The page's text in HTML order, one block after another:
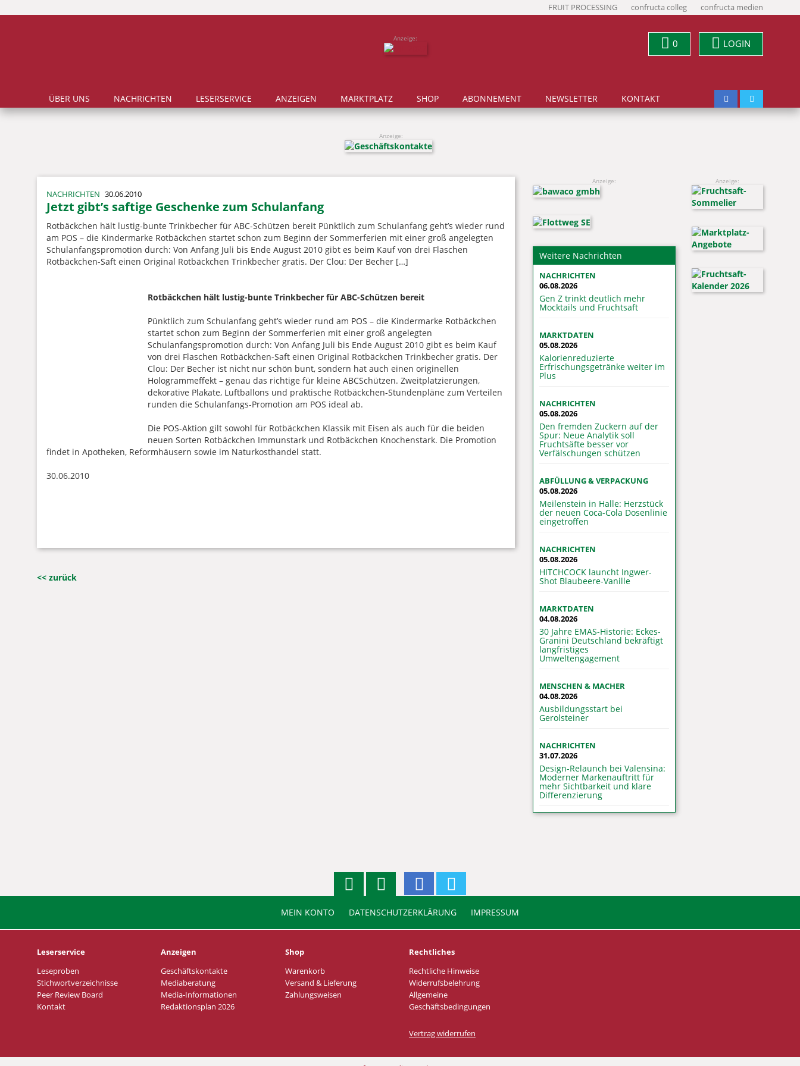
FRUIT PROCESSING confructa colleg confructa medien
0 LOGIN
Anzeige:
ÜBER UNS NACHRICHTEN LESERSERVICE ANZEIGEN MARKTPLATZ SHOP ABONNEMENT NEWSLETTER KONTAKT
Anzeige:
NACHRICHTEN 30.06.2010
Jetzt gibt’s saftige Geschenke zum Schulanfang
Rotbäckchen hält lustig-bunte Trinkbecher für ABC-Schützen bereit Pünktlich zum Schulanfang geht’s wieder rund
am POS – die Kindermarke Rotbäckchen startet schon zum Beginn der Sommerferien mit einer groß angelegten
Schulanfangspromotion durch: Von Anfang Juli bis Ende August 2010 gibt es beim Kauf von drei Flaschen
Rotbäckchen-Saft einen Original Rotbäckchen Trinkbecher gratis. Der Clou: Der Becher […]
Rotbäckchen hält lustig-bunte Trinkbecher für ABC-Schützen bereit
Pünktlich zum Schulanfang geht’s wieder rund am POS – die Kindermarke Rotbäckchen
startet schon zum Beginn der Sommerferien mit einer groß angelegten
Schulanfangspromotion durch: Von Anfang Juli bis Ende August 2010 gibt es beim Kauf
von drei Flaschen Rotbäckchen-Saft einen Original Rotbäckchen Trinkbecher gratis. Der
Clou: Der Becher ist nicht nur schön bunt, sondern hat auch einen originellen
Hologrammeffekt – genau das richtige für kleine ABCSchützen. Zweitplatzierungen,
dekorative Plakate, Luftballons und praktische Rotbäckchen-Stundenpläne zum Verteilen
runden die Schulanfangs-Promotion am POS ideal ab.
Die POS-Aktion gilt sowohl für Rotbäckchen Klassik mit Eisen als auch für die beiden
neuen Sorten Rotbäckchen Immunstark und Rotbäckchen Knochenstark. Die Promotion
findet in Apotheken, Reformhäusern sowie im Naturkosthandel statt.
30.06.2010
<< zurück
Anzeige:
Weitere Nachrichten
NACHRICHTEN
06.08.2026
Gen Z trinkt deutlich mehr
Mocktails und Fruchtsaft
MARKTDATEN
05.08.2026
Kalorienreduzierte
Erfrischungsgetränke weiter im
Plus
NACHRICHTEN
05.08.2026
Den fremden Zuckern auf der
Spur: Neue Analytik soll
Fruchtsäfte besser vor
Verfälschungen schützen
ABFÜLLUNG & VERPACKUNG
05.08.2026
Meilenstein in Halle: Herzstück
der neuen Coca-Cola Dosenlinie
eingetroffen
NACHRICHTEN
05.08.2026
HITCHCOCK launcht Ingwer-
Shot Blaubeere-Vanille
MARKTDATEN
04.08.2026
30 Jahre EMAS-Historie: Eckes-
Granini Deutschland bekräftigt
langfristiges
Umweltengagement
MENSCHEN & MACHER
04.08.2026
Ausbildungsstart bei
Gerolsteiner
NACHRICHTEN
31.07.2026
Design-Relaunch bei Valensina:
Moderner Markenauftritt für
mehr Sichtbarkeit und klare
Differenzierung
Anzeige:
MEIN KONTO DATENSCHUTZERKLÄRUNG IMPRESSUM
Leserservice
Leseproben
Stichwortverzeichnisse
Peer Review Board
Kontakt
Anzeigen
Geschäftskontakte
Mediaberatung
Media-Informationen
Redaktionsplan 2026
Shop
Warenkorb
Versand & Lieferung
Zahlungsweisen
Rechtliches
Rechtliche Hinweise
Widerrufsbelehrung
Allgemeine
Geschäftsbedingungen
Vertrag widerrufen